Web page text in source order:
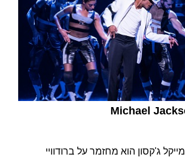
Michael Jackson מייקל ג'קסון הוא מחזמר על ברודוויי